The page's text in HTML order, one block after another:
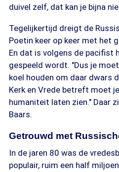
duivel zelf, dat kan je bijna
Tegelijkertijd dreigt de
Poetin keer op keer met het
En dat is volgens de pacifist
gespeeld wordt. "Dus je
koel houden om daar dwars
Kerk en Vrede betreft moet
humaniteit laten zien." Daar
Baars.
Getrouwd met
In de jaren 80 was de
populair, ruim een half